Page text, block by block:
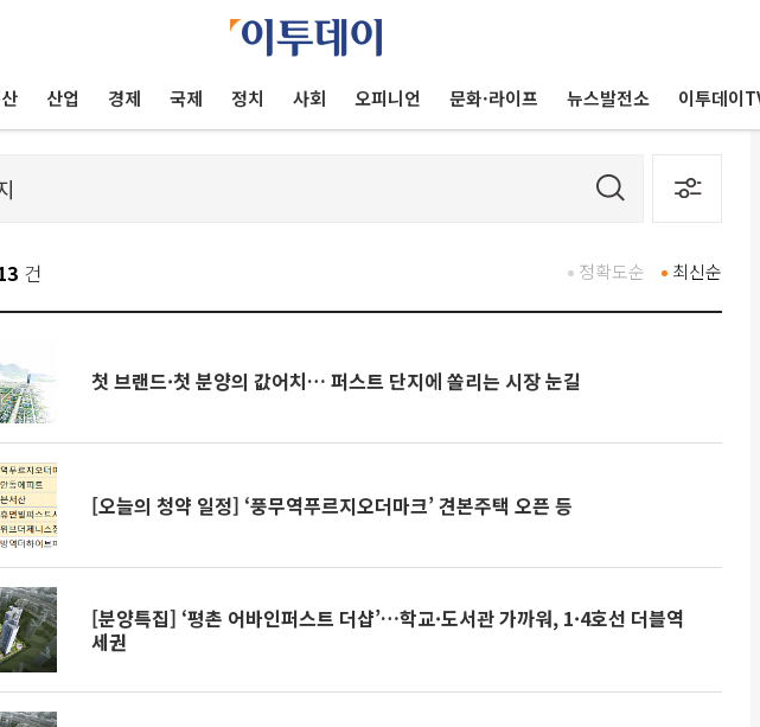
산업 경제 국제 정치 사회 오피니언 문화·라이프 뉴스발전소 이투데이
건 최신순
정확도순
첫 브랜드·첫 분양의 값어치… 퍼스트 단지에 쏠리는 시장 눈길
[오늘의 청약 일정] ‘풍무역푸르지오더마크’ 견본주택 오픈 등
[분양특집] ‘평촌 어바인퍼스트 더샵’…학교·도서관 가까워, 1·4호선 더블역
세권